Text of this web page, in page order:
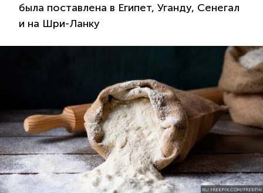
была поставлена в Египет, Уганду, Сенегал
и на Шри-Ланку
RU.FREEPIK.COM/FREEPIK